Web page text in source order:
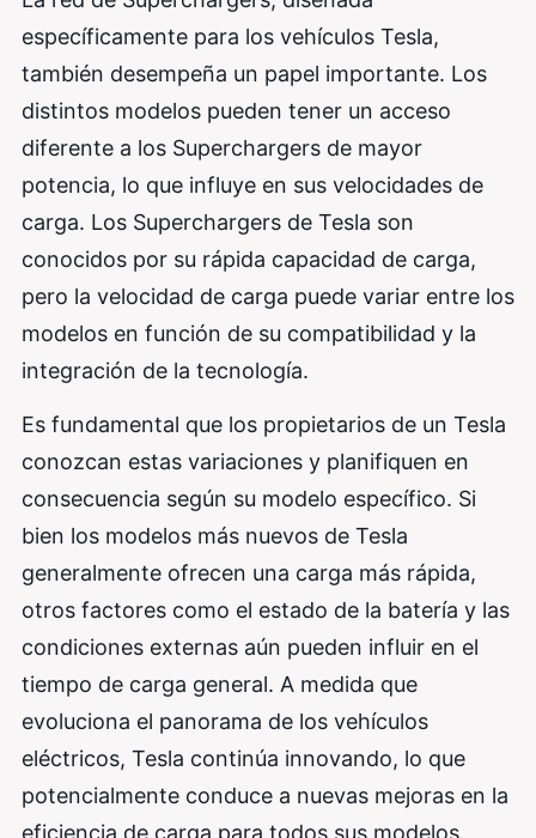
específicamente para los vehículos Tesla,
también desempeña un papel importante. Los
distintos modelos pueden tener un acceso
diferente a los Superchargers de mayor
potencia, lo que influye en sus velocidades de
carga. Los Superchargers de Tesla son
conocidos por su rápida capacidad de carga,
pero la velocidad de carga puede variar entre los
modelos en función de su compatibilidad y la
integración de la tecnología.
Es fundamental que los propietarios de un Tesla
conozcan estas variaciones y planifiquen en
consecuencia según su modelo específico. Si
bien los modelos más nuevos de Tesla
generalmente ofrecen una carga más rápida,
otros factores como el estado de la batería y las
condiciones externas aún pueden influir en el
tiempo de carga general. A medida que
evoluciona el panorama de los vehículos
eléctricos, Tesla continúa innovando, lo que
potencialmente conduce a nuevas mejoras en la
eficiencia de carga para todos sus modelos.